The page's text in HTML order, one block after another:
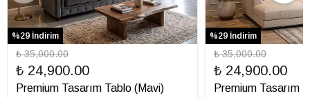
%29 İndirim
₺ 35,000.00
₺ 24,900.00
Premium Tasarım Tablo (Mavi)
%29 İndirim
₺ 35,000.00
₺ 24,900.00
Premium Tasarım